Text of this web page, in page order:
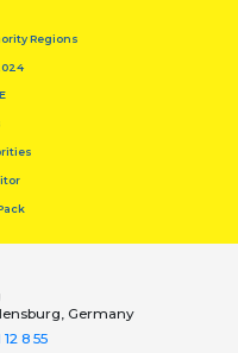
Regions
Germany
8 55